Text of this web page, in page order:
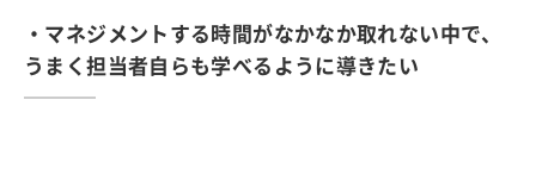
・マネジメントする時間がなかなか取れない中で、
うまく担当者自らも学べるように導きたい